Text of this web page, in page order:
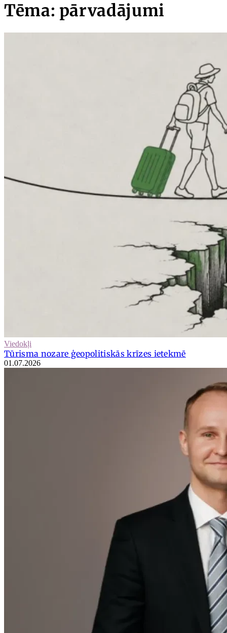
Tēma: pārvadājumi
Viedokļi
Tūrisma nozare ģeopolitiskās krīzes ietekmē
01.07.2026